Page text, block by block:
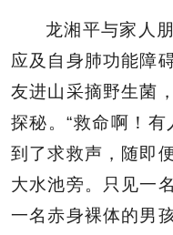
龙湘平与家人
应及自身肺功能障
友进山采摘野生菌
探秘。“救命啊！
到了求救声，随即
大水池旁。只见一
一名赤身裸体的男